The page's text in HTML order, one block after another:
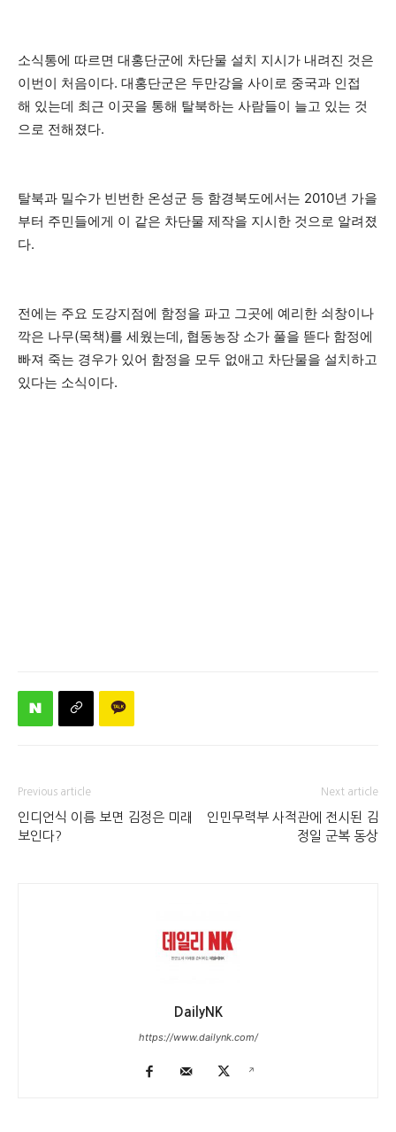
소식통에 따르면 대홍단군에 차단물 설치 지시가 내려진 것은
이번이 처음이다. 대홍단군은 두만강을 사이로 중국과 인접
해 있는데 최근 이곳을 통해 탈북하는 사람들이 늘고 있는 것
으로 전해졌다.
탈북과 밀수가 빈번한 온성군 등 함경북도에서는 2010년 가을
부터 주민들에게 이 같은 차단물 제작을 지시한 것으로 알려졌
다.
전에는 주요 도강지점에 함정을 파고 그곳에 예리한 쇠창이나
깍은 나무(목책)를 세웠는데, 협동농장 소가 풀을 뜯다 함정에
빠져 죽는 경우가 있어 함정을 모두 없애고 차단물을 설치하고
있다는 소식이다.
Previous article
인디언식 이름 보면 김정은 미래
보인다?
Next article
인민무력부 사적관에 전시된 김
정일 군복 동상
DailyNK
https://www.dailynk.com/